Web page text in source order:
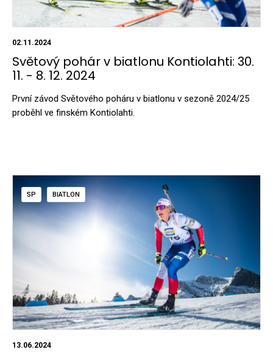
02.11.2024
Světový pohár v biatlonu Kontiolahti: 30.
11. - 8. 12. 2024
První závod Světového poháru v biatlonu v sezoně 2024/25
proběhl ve finském Kontiolahti.
SP BIATLON
13.06.2024